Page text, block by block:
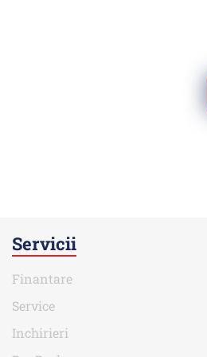
Servicii
Finantare
Service
Inchirieri